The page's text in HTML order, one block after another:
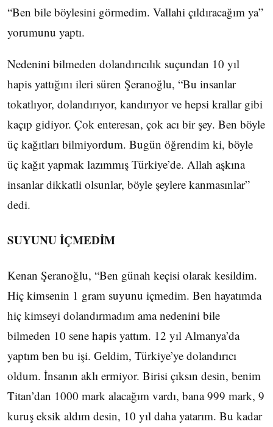
“Ben bile böylesini görmedim. Vallahi çıldıracağım ya”
yorumunu yaptı.
Nedenini bilmeden dolandırıcılık suçundan 10 yıl
hapis yattığını ileri süren Şeranoğlu, “Bu insanlar
tokatlıyor, dolandırıyor, kandırıyor ve hepsi krallar gibi
kaçıp gidiyor. Çok enteresan, çok acı bir şey. Ben böyle
üç kağıtları bilmiyordum. Bugün öğrendim ki, böyle
üç kağıt yapmak lazımmış Türkiye’de. Allah aşkına
insanlar dikkatli olsunlar, böyle şeylere kanmasınlar”
dedi.
SUYUNU İÇMEDİM
Kenan Şeranoğlu, “Ben günah keçisi olarak kesildim.
Hiç kimsenin 1 gram suyunu içmedim. Ben hayatımda
hiç kimseyi dolandırmadım ama nedenini bile
bilmeden 10 sene hapis yattım. 12 yıl Almanya’da
yaptım ben bu işi. Geldim, Türkiye’ye dolandırıcı
oldum. İnsanın aklı ermiyor. Birisi çıksın desin, benim
Titan’dan 1000 mark alacağım vardı, bana 999 mark, 9
kuruş eksik aldım desin, 10 yıl daha yatarım. Bu kadar